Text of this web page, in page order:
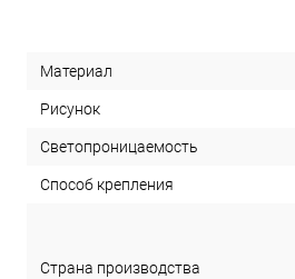
Материал
Рисунок
Светопроницаемость
Способ крепления
Страна производства